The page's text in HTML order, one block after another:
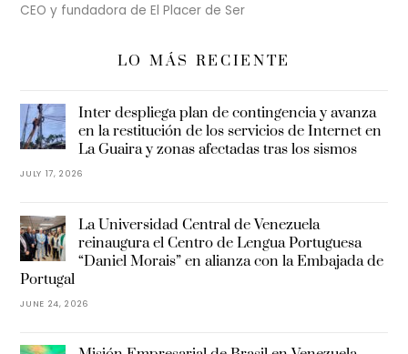
CEO y fundadora de El Placer de Ser
LO MÁS RECIENTE
Inter despliega plan de contingencia y avanza
en la restitución de los servicios de Internet en
La Guaira y zonas afectadas tras los sismos
JULY 17, 2026
La Universidad Central de Venezuela
reinaugura el Centro de Lengua Portuguesa
“Daniel Morais” en alianza con la Embajada de
Portugal
JUNE 24, 2026